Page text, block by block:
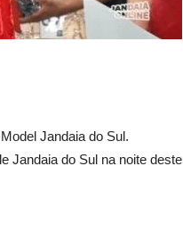
Jandaia do Sul.
Jandaia do Sul na noite deste